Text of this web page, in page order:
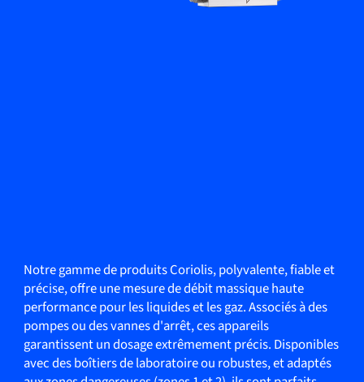
Notre gamme de produits Coriolis, polyvalente, fiable et
précise, offre une mesure de débit massique haute
performance pour les liquides et les gaz. Associés à des
pompes ou des vannes d'arrêt, ces appareils
garantissent un dosage extrêmement précis. Disponibles
avec des boîtiers de laboratoire ou robustes, et adaptés